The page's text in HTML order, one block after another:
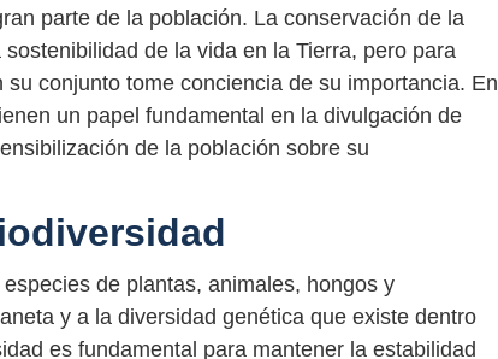
parte de la población. La conservación de la
de la vida en la Tierra, pero para
conjunto tome conciencia de su importancia. En
un papel fundamental en la divulgación de
de la población sobre su
de plantas, animales, hongos y
y a la diversidad genética que existe dentro
es fundamental para mantener la estabilidad